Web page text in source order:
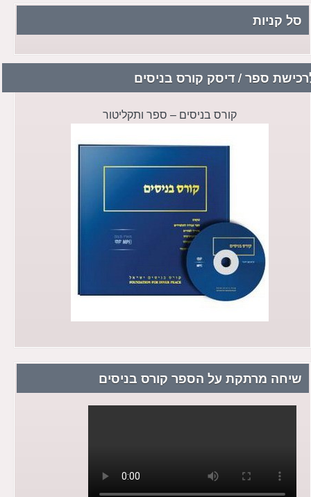
סל קניות
ספר / דיסק קורס בניסים
קורס בניסים – ספר ותקליטור
שיחה מרתקת על הספר קורס בניסים